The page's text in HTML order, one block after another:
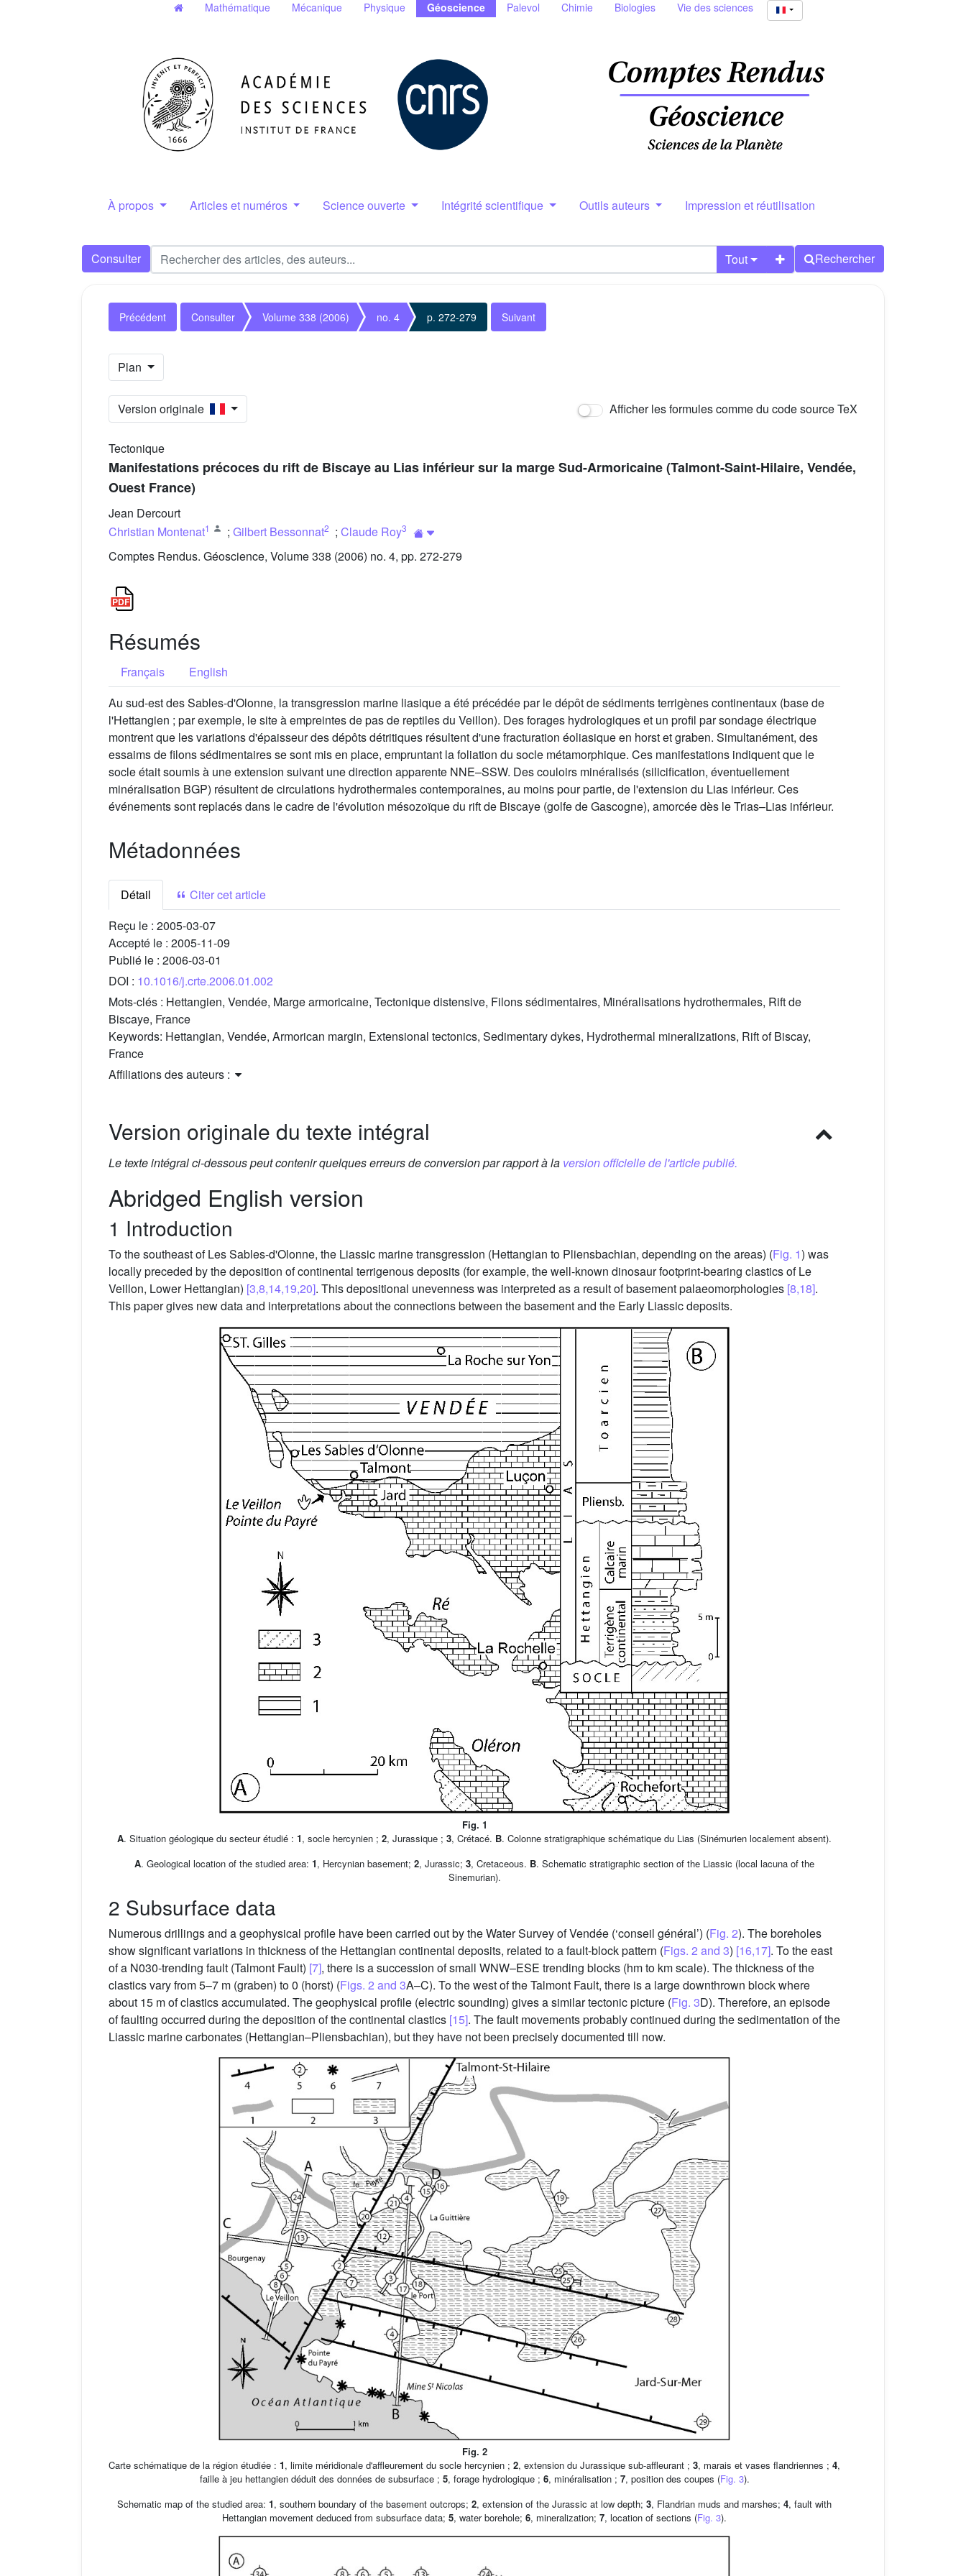
Mathématique Mécanique Physique Géoscience Palevol Chimie Biologies Vie des sciences
À propos Articles et numéros Science ouverte Intégrité scientifique Outils auteurs Impression et réutilisation
Consulter Tout Rechercher
Précédent Consulter Volume 338 (2006) no. 4 p. 272-279 Suivant
Plan
Version originale Afficher les formules comme du code source TeX
Tectonique
Manifestations précoces du rift de Biscaye au Lias inférieur sur la marge Sud-Armoricaine (Talmont-Saint-Hilaire, Vendée,
Ouest France)
Jean Dercourt
Christian Montenat1 ; Gilbert Bessonnat2 ; Claude Roy3
Comptes Rendus. Géoscience, Volume 338 (2006) no. 4, pp. 272-279
Résumés
Français
English
Au sud-est des Sables-d'Olonne, la transgression marine liasique a été précédée par le dépôt de sédiments terrigènes continentaux (base de
l'Hettangien ; par exemple, le site à empreintes de pas de reptiles du Veillon). Des forages hydrologiques et un profil par sondage électrique
montrent que les variations d'épaisseur des dépôts détritiques résultent d'une fracturation éoliasique en horst et graben. Simultanément, des
essaims de filons sédimentaires se sont mis en place, empruntant la foliation du socle métamorphique. Ces manifestations indiquent que le
socle était soumis à une extension suivant une direction apparente NNE–SSW. Des couloirs minéralisés (silicification, éventuellement
minéralisation BGP) résultent de circulations hydrothermales contemporaines, au moins pour partie, de l'extension du Lias inférieur. Ces
événements sont replacés dans le cadre de l'évolution mésozoïque du rift de Biscaye (golfe de Gascogne), amorcée dès le Trias–Lias inférieur.
Métadonnées
Détail
Citer cet article
Reçu le : 2005-03-07
Accepté le : 2005-11-09
Publié le : 2006-03-01
DOI : 10.1016/j.crte.2006.01.002
Mots-clés : Hettangien, Vendée, Marge armoricaine, Tectonique distensive, Filons sédimentaires, Minéralisations hydrothermales, Rift de
Biscaye, France
Keywords: Hettangian, Vendée, Armorican margin, Extensional tectonics, Sedimentary dykes, Hydrothermal mineralizations, Rift of Biscay,
France
Affiliations des auteurs :
Version originale du texte intégral
Le texte intégral ci-dessous peut contenir quelques erreurs de conversion par rapport à la version officielle de l'article publié.
Abridged English version
1 Introduction
To the southeast of Les Sables-d'Olonne, the Liassic marine transgression (Hettangian to Pliensbachian, depending on the areas) (Fig. 1) was
locally preceded by the deposition of continental terrigenous deposits (for example, the well-known dinosaur footprint-bearing clastics of Le
Veillon, Lower Hettangian) [3,8,14,19,20]. This depositional unevenness was interpreted as a result of basement palaeomorphologies [8,18].
This paper gives new data and interpretations about the connections between the basement and the Early Liassic deposits.
Fig. 1
A. Situation géologique du secteur étudié : 1, socle hercynien ; 2, Jurassique ; 3, Crétacé. B. Colonne stratigraphique schématique du Lias (Sinémurien localement absent).
A. Geological location of the studied area: 1, Hercynian basement; 2, Jurassic; 3, Cretaceous. B. Schematic stratigraphic section of the Liassic (local lacuna of the
Sinemurian).
2 Subsurface data
Numerous drillings and a geophysical profile have been carried out by the Water Survey of Vendée (‘conseil général’) (Fig. 2). The boreholes
show significant variations in thickness of the Hettangian continental deposits, related to a fault-block pattern (Figs. 2 and 3) [16,17]. To the east
of a N030-trending fault (Talmont Fault) [7], there is a succession of small WNW–ESE trending blocks (hm to km scale). The thickness of the
clastics vary from 5–7 m (graben) to 0 (horst) (Figs. 2 and 3A–C). To the west of the Talmont Fault, there is a large downthrown block where
about 15 m of clastics accumulated. The geophysical profile (electric sounding) gives a similar tectonic picture (Fig. 3D). Therefore, an episode
of faulting occurred during the deposition of the continental clastics [15]. The fault movements probably continued during the sedimentation of the
Liassic marine carbonates (Hettangian–Pliensbachian), but they have not been precisely documented till now.
Fig. 2
Carte schématique de la région étudiée : 1, limite méridionale d'affleurement du socle hercynien ; 2, extension du Jurassique sub-affleurant ; 3, marais et vases flandriennes ; 4,
faille à jeu hettangien déduit des données de subsurface ; 5, forage hydrologique ; 6, minéralisation ; 7, position des coupes (Fig. 3).
Schematic map of the studied area: 1, southern boundary of the basement outcrops; 2, extension of the Jurassic at low depth; 3, Flandrian muds and marshes; 4, fault with
Hettangian movement deduced from subsurface data; 5, water borehole; 6, mineralization; 7, location of sections (Fig. 3).